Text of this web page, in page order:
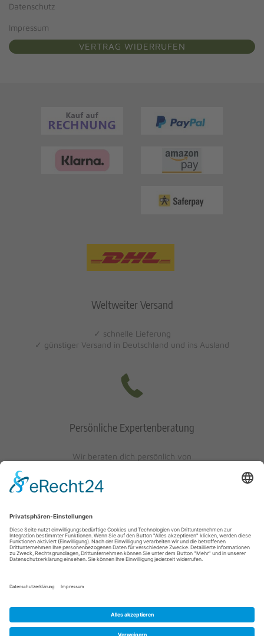
Datenschutz
Impressum
VERTRAG WIDERRUFEN
Weltweiter Versand
✓ schnelle Lieferung
✓ günstiger Versand in Deutschland und ins Ausland
Persönliche Expertenberatung
Wir beraten dich persönlich von
0621/405401-10